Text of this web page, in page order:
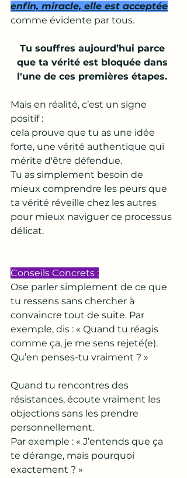
enfin, miracle, elle est acceptée
comme évidente par tous.
Tu souffres aujourd’hui parce
que ta vérité est bloquée dans
l'une de ces premières étapes.
Mais en réalité, c’est un signe
positif :
cela prouve que tu as une idée
forte, une vérité authentique qui
mérite d'être défendue.
Tu as simplement besoin de
mieux comprendre les peurs que
ta vérité réveille chez les autres
pour mieux naviguer ce processus
délicat.
Conseils Concrets :
Ose parler simplement de ce que
tu ressens sans chercher à
convaincre tout de suite. Par
exemple, dis : « Quand tu réagis
comme ça, je me sens rejeté(e).
Qu’en penses-tu vraiment ? »
Quand tu rencontres des
résistances, écoute vraiment les
objections sans les prendre
personnellement.
Par exemple : « J’entends que ça
te dérange, mais pourquoi
exactement ? »